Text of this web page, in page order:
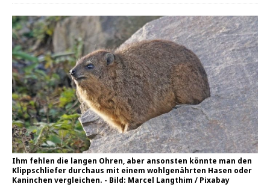
Ihm fehlen die langen Ohren, aber ansonsten könnte man den
Klippschliefer durchaus mit einem wohlgenährten Hasen oder
Kaninchen vergleichen. - Bild: Marcel Langthim / Pixabay